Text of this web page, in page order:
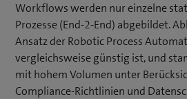
Workflows werden nur einzelne
Prozesse (End-2-End) abgebildet.
Ansatz der Robotic Process
vergleichsweise günstig ist, und
mit hohem Volumen unter
Compliance-Richtlinien und